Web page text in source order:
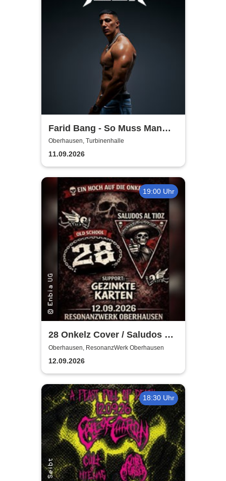
Farid Bang - So Muss Man
Gehen - Tour 2026
Oberhausen, Turbinenhalle
11.09.2026
19:00 Uhr
28 Onkelz Cover / Saludos Al
Tioz - Gezinkte Karten
Oberhausen, ResonanzWerk Oberhausen
12.09.2026
18:30 Uhr